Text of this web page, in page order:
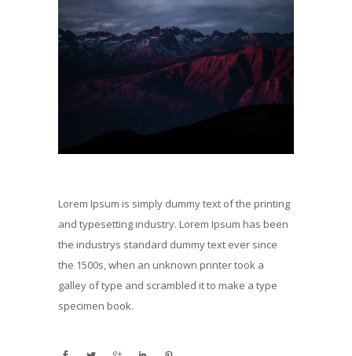
Lorem Ipsum is simply dummy text of the printing
and typesetting industry. Lorem Ipsum has been
the industrys standard dummy text ever since
the 1500s, when an unknown printer took a
galley of type and scrambled it to make a type
specimen book.